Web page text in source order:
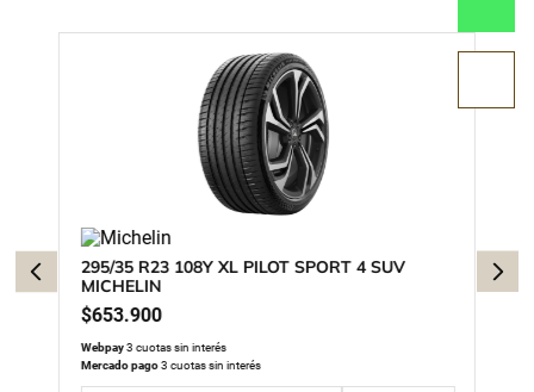
295/35 R23 108Y XL PILOT SPORT 4 SUV
MICHELIN
$653.900
Webpay3 cuotas sin interés
Mercado pago3 cuotas sin interés